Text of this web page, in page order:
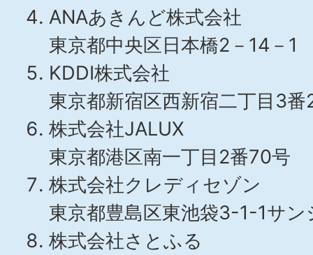
ANAあきんど株式会社
東京都中央区日本橋2－14－1
KDDI株式会社
東京都新宿区西新宿二丁目3番
株式会社JALUX
東京都港区南一丁目2番70号
株式会社クレディセゾン
東京都豊島区東池袋3-1-1サ
株式会社さとふる